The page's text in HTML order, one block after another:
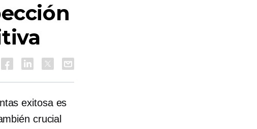
exitosa es
crucial